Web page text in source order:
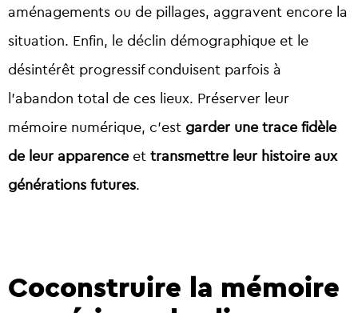
aménagements ou de pillages, aggravent encore la
situation. Enfin, le déclin démographique et le
désintérêt progressif conduisent parfois à
l’abandon total de ces lieux. Préserver leur
mémoire numérique, c’est garder une trace fidèle
de leur apparence et transmettre leur histoire aux
générations futures.
Coconstruire la mémoire